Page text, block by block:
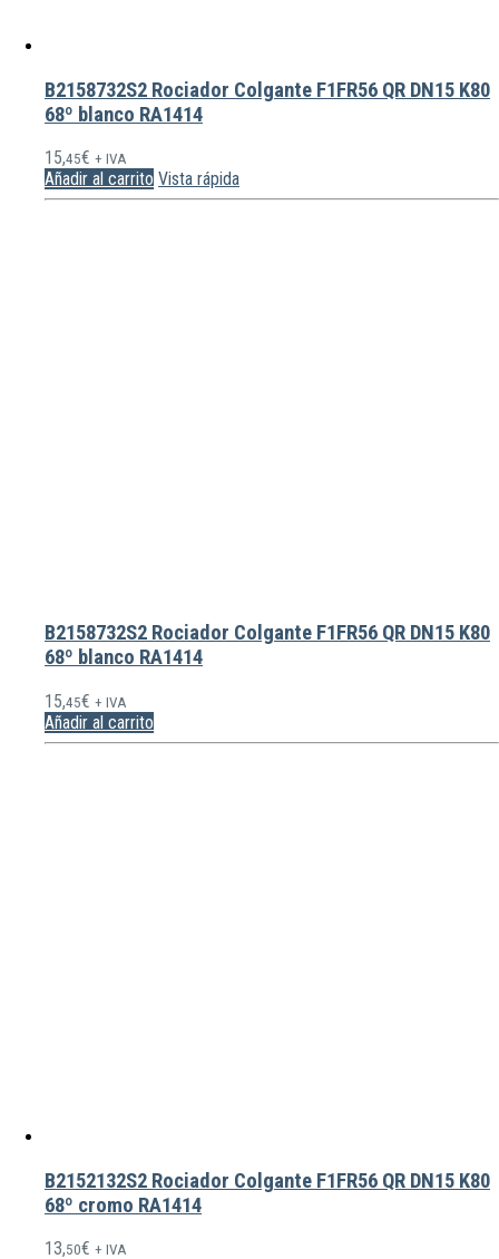
B2158732S2 Rociador Colgante F1FR56 QR DN15 K80
68º blanco RA1414
15,45€ + IVA
Añadir al carrito Vista rápida
B2158732S2 Rociador Colgante F1FR56 QR DN15 K80
68º blanco RA1414
15,45€ + IVA
Añadir al carrito
B2152132S2 Rociador Colgante F1FR56 QR DN15 K80
68º cromo RA1414
13,50€ + IVA